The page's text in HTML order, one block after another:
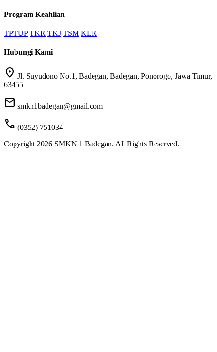
Program Keahlian
TPTUP TKR TKJ TSM KLR
Hubungi Kami
location_on Jl. Suyudono No.1, Badegan, Badegan, Ponorogo, Jawa Timur,
63455
mail smkn1badegan@gmail.com
call (0352) 751034
Copyright 2026 SMKN 1 Badegan. All Rights Reserved.